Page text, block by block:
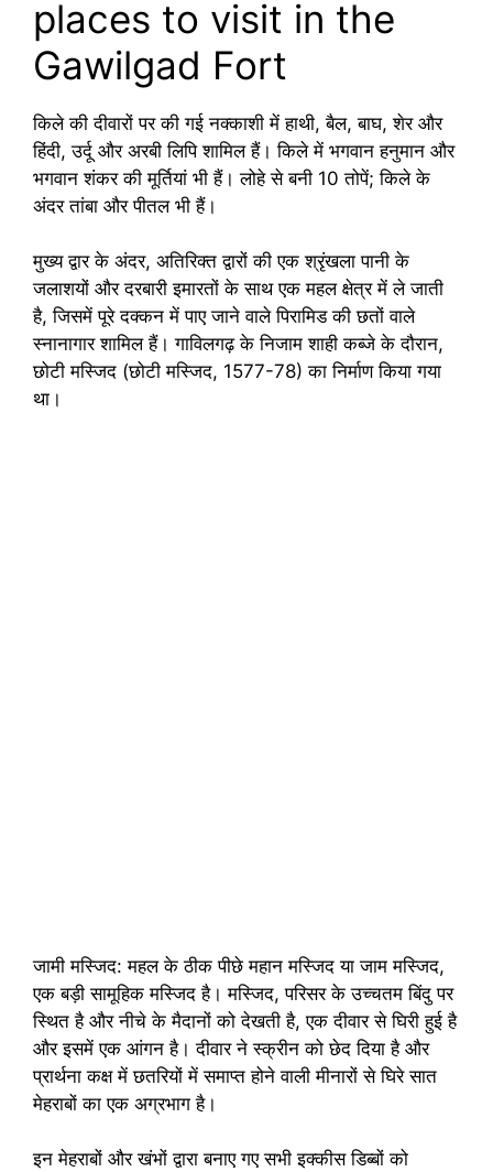
places to visit in the
Gawilgad Fort
किले की दीवारों पर की गई नक्काशी में हाथी, बैल, बाघ, शेर और
हिंदी, उर्दू और अरबी लिपि शामिल हैं। किले में भगवान हनुमान और
भगवान शंकर की मूर्तियां भी हैं। लोहे से बनी 10 तोपें; किले के
अंदर तांबा और पीतल भी हैं।
मुख्य द्वार के अंदर, अतिरिक्त द्वारों की एक श्रृंखला पानी के
जलाशयों और दरबारी इमारतों के साथ एक महल क्षेत्र में ले जाती
है, जिसमें पूरे दक्कन में पाए जाने वाले पिरामिड की छतों वाले
स्नानागार शामिल हैं। गाविलगढ़ के निजाम शाही कब्जे के दौरान,
छोटी मस्जिद (छोटी मस्जिद, 1577-78) का निर्माण किया गया
था।
जामी मस्जिद: महल के ठीक पीछे महान मस्जिद या जाम मस्जिद,
एक बड़ी सामूहिक मस्जिद है। मस्जिद, परिसर के उच्चतम बिंदु पर
स्थित है और नीचे के मैदानों को देखती है, एक दीवार से घिरी हुई है
और इसमें एक आंगन है। दीवार ने स्क्रीन को छेद दिया है और
प्रार्थना कक्ष में छतरियों में समाप्त होने वाली मीनारों से घिरे सात
मेहराबों का एक अग्रभाग है।
इन मेहराबों और खंभों द्वारा बनाए गए सभी इक्कीस डिब्बों को